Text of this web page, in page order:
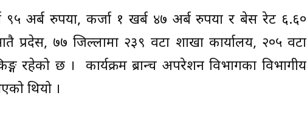
अर्ब रुपैंया, कर्जा १ खर्ब ४७ अर्ब रुपैंया र बेस रेट ६.६०
प्रदेस, ७७ जिल्लामा २३९ वटा शाखा कार्यालय, २०५ वटा
रहेको छ । कार्यक्रम ब्रान्च अपरेशन विभागका विभागीय
थियो ।